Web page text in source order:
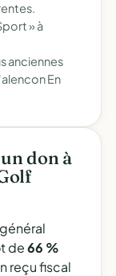
» à
anciennes
En
don à
de66 %
reçu fiscal